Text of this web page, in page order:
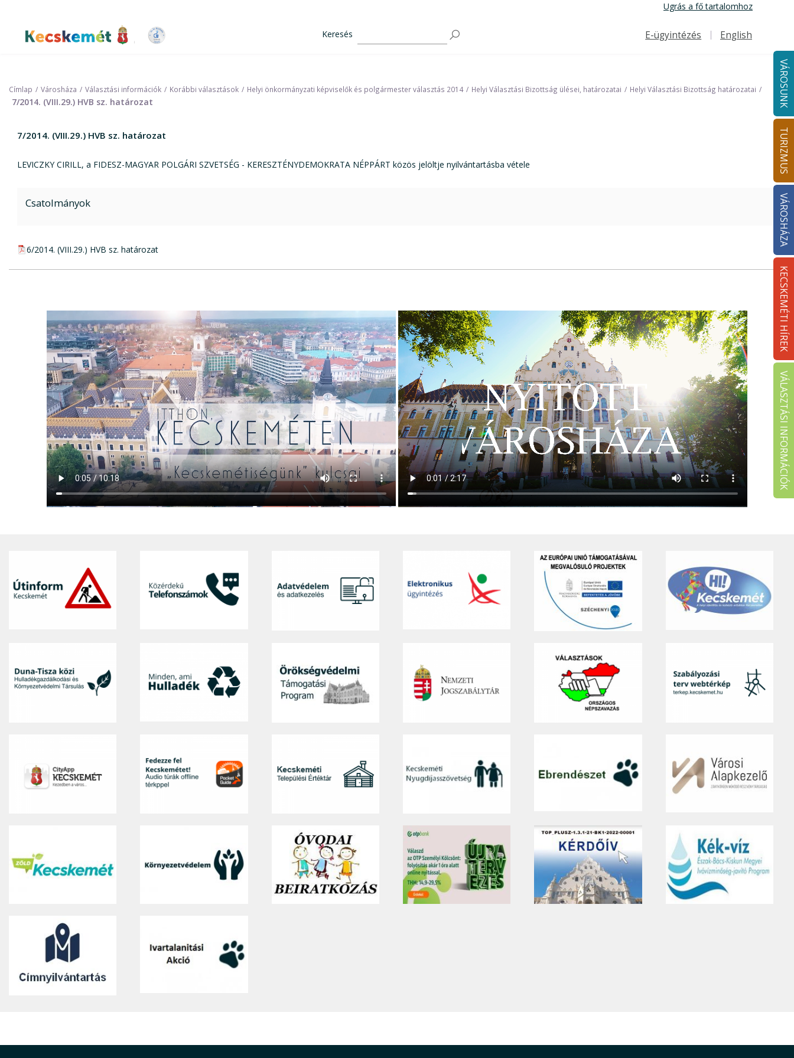
tartalomra
Ugrás a fő tartalomhoz
Kecskemét Város Honlapja
Keresés
Felső navigáció
E-ügyintézés English
VÁROSUNK
TURIZMUS
VÁROSHÁZA
KECSKEMÉTI HÍREK
VÁLASZTÁSI INFORMÁCIÓK
Címlap Városháza Választási információk Korábbi választások Helyi önkormányzati képviselők és polgármester választás 2014 Helyi Választási Bizottság ülései, határozatai Helyi Választási Bizottság határozatai
7/2014. (VIII.29.) HVB sz. határozat
7/2014. (VIII.29.) HVB sz. határozat
LEVICZKY CIRILL, a FIDESZ-MAGYAR POLGÁRI SZVETSÉG - KERESZTÉNYDEMOKRATA NÉPPÁRT közös jelöltje nyilvántartásba vétele
Csatolmányok
pdf csatolmány:
6/2014. (VIII.29.) HVB sz. határozat